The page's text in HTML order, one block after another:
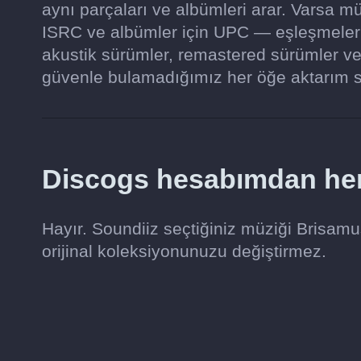
aynı parçaları ve albümleri arar. Varsa
ISRC ve albümler için UPC —
akustik sürümler, remastered sürümler
güvenle bulamadığımız her öğe
Discogs hesabımdan
Hayır. Soundiiz seçtiğiniz müziği
orijinal koleksiyonunuzu değiştirmez.